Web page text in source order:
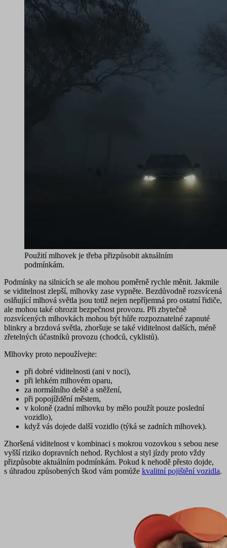
Použití mlhovek je třeba přizpůsobit aktuálním
podmínkám.
Podmínky na silnicích se ale mohou poměrně rychle měnit. Jakmile
se viditelnost zlepší, mlhovky zase vypněte. Bezdůvodně rozsvícená
oslňující mlhová světla jsou totiž nejen nepříjemná pro ostatní řidiče,
ale mohou také ohrozit bezpečnost provozu. Při zbytečně
rozsvícených mlhovkách mohou být hůře rozpoznatelné zapnuté
blinkry a brzdová světla, zhoršuje se také viditelnost dalších, méně
zřetelných účastníků provozu (chodců, cyklistů).
Mlhovky proto nepoužívejte:
při dobré viditelnosti (ani v noci),
při lehkém mlhovém oparu,
za normálního deště a sněžení,
při popojíždění městem,
v koloně (zadní mlhovku by mělo použít pouze poslední
vozidlo),
když vás dojede další vozidlo (týká se zadních mlhovek).
Zhoršená viditelnost v kombinaci s mokrou vozovkou s sebou nese
vyšší riziko dopravních nehod. Rychlost a styl jízdy proto vždy
přizpůsobte aktuálním podmínkám. Pokud k nehodě přesto dojde,
s úhradou způsobených škod vám pomůže kvalitní pojištění vozidla.